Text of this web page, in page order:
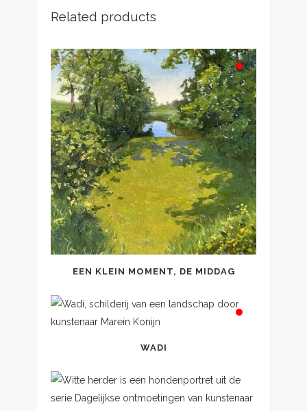
Related products
EEN KLEIN MOMENT, DE MIDDAG
WADI